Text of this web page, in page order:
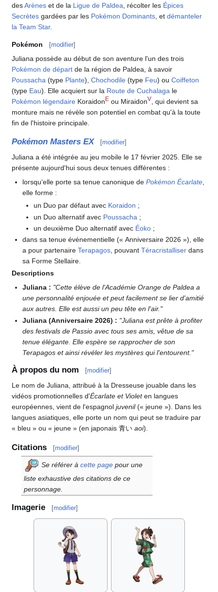
desArènes et de la Ligue de Paldea , récolter les Épices
Secrètes gardées par les Pokémon Dominants , et démanteler
la Team Star.
Pokémon [modifier]
Juliana possède au début de son aventure l'un des trois
Pokémon de départ de la région de Paldea, à savoir
Poussacha (type Plante), Chochodile (type Feu) ou Coiffeton
(type Eau). Elle acquiert sur la Route de Cuchalaga le
Pokémon légendaire KoraidonE ou MiraidonV
, qui devient sa
monture mais ne révèle son potentiel en combat qu'à la toute
fin de l'histoire principale.
Pokémon Masters EX [modifier]
Juliana a été intégrée au jeu mobile le 17 février 2025. Elle se
présente aujourd'hui sous deux tenues différentes :
lorsqu'elle porte sa tenue canonique dePokémon Écarlate
elle forme :
un Duo par défaut avec Koraidon ;
un Duo alternatif avec Poussacha ;
un deuxième Duo alternatif avec Éoko ;
dans sa tenue événementielle (« Anniversaire 2026 »), elle
a pour partenaireTerapagos, pouvantTéracristalliser dans
sa Forme Stellaire.
Descriptions
Juliana : "Cette élève de l'Académie Orange de Paldea a
une personnalité enjouée et peut facilement se lier d'amitié
aux autres. Elle est aussi un peu tête en l'air."
Juliana (Anniversaire 2026) : "Juliana est prête à profiter
des festivals de Passio avec tous ses amis, vêtue de sa
tenue élégante. Elle espère se rapprocher de son
Terapagos et ainsi révéler les mystères qui l'entourent."
À propos du nom [modifier]
Le nom de Juliana, attribué à la Dresseuse jouable dans les
vidéos promotionnelles d'Écarlate et Violeten langues
européennes, vient de l'espagnol juvenil(« jeune »). Dans les
langues asiatiques, elle porte un nom qui peut se traduire par
« bleu » ou « jeune » (en japonais 青い aoi).
Citations [modifier]
Se référer à cette page pour une
liste exhaustive des citations de ce
personnage.
Imagerie [modifier]